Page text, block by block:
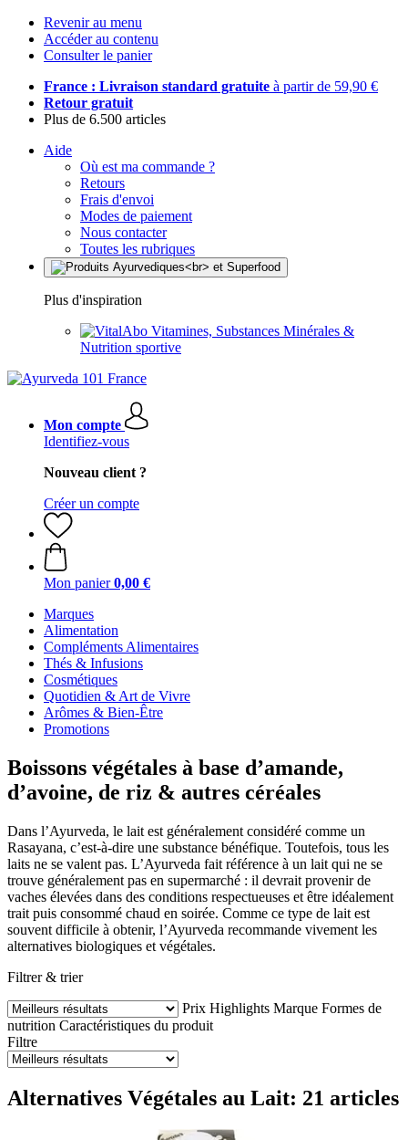
Revenir au menu
Accéder au contenu
Consulter le panier
France : Livraison standard gratuite à partir de 59,90 €
Retour gratuit
Plus de 6.500 articles
Aide
Où est ma commande ?
Retours
Frais d'envoi
Modes de paiement
Nous contacter
Toutes les rubriques
Plus d'inspiration
Vitamines, Substances Minérales &
Nutrition sportive
Mon compte
Identifiez-vous
Nouveau client ?
Créer un compte
Mon panier 0,00 €
Marques
Alimentation
Compléments Alimentaires
Thés & Infusions
Cosmétiques
Quotidien & Art de Vivre
Arômes & Bien-Être
Promotions
Boissons végétales à base d’amande,
d’avoine, de riz & autres céréales
Dans l’Ayurveda, le lait est généralement considéré comme un
Rasayana, c’est-à-dire une substance bénéfique. Toutefois, tous les
laits ne se valent pas. L’Ayurveda fait référence à un lait qui ne se
trouve généralement pas en supermarché : il devrait provenir de
vaches élevées dans des conditions respectueuses et être idéalement
trait puis consommé chaud en soirée. Comme ce type de lait est
souvent difficile à obtenir, l’Ayurveda recommande vivement les
alternatives biologiques et végétales.
Filtrer & trier
Prix Highlights Marque Formes de
nutrition Caractéristiques du produit
Filtre
Alternatives Végétales au Lait: 21 articles